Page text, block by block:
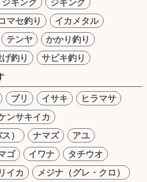
ギング
ジギング
マセ釣り
イカメタル
テンヤ
かかり釣り
釣り
サビキ釣り
ブリ イサキ
ヒラマサ
ンサキイカ
）
ナマズ
アユ
ゴ イワナ
タチウオ
イカ
メジナ（グレ・クロ）